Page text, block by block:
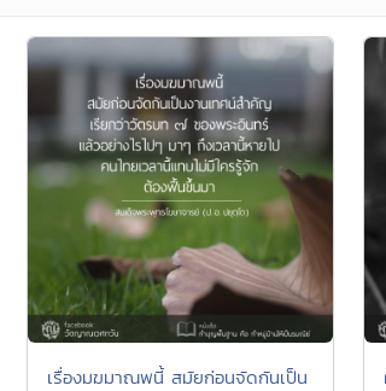
เรื่องมฆมาณพนี้ สมัยก่อนจัดกันเป็น